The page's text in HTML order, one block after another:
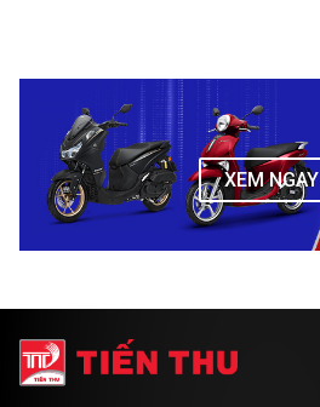
XEM NGAY